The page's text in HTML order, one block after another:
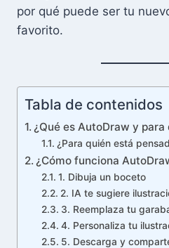
por qué puede ser tu
favorito.
Tabla de contenidos
¿Qué es AutoDraw y para
¿Para quién está
¿Cómo funciona
1. Dibuja un boceto
2. IA te sugiere
3. Reemplaza tu
4. Personaliza tu
5. Descarga y